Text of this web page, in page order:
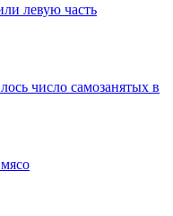
левую часть
число самозанятых в